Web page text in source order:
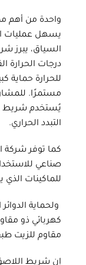
واحدة من أهم
يسهل عمليات
السياق، يبرز
درجات الحرارة
للحرارة حماية
مستمرًا.
يُستخدم شريط
التبدد الحراري.
كما توفرشركة
صناعي
للماكينات الذي
ولحماية
كهربائي ذو
مقاوم للزيت
إن شريط